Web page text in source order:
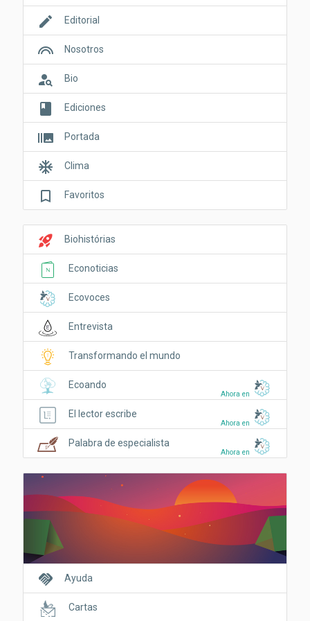
edit Editorial
looks Nosotros
person_search Bio
book Ediciones
burst_mode Portada
ac_unit Clima
bookmark_border Favoritos
rocket_launch Biohistórias
Econoticias
Ecovoces
Entrevista
Transformando el mundo
Ahora en
Ecoando
Ahora en
El lector escribe
Ahora en
Palabra de especialista
handshake Ayuda
Cartas